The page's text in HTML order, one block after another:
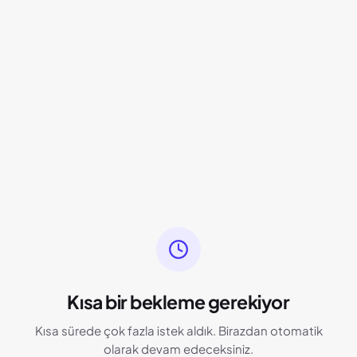
Kısa bir bekleme gerekiyor
Kısa sürede çok fazla istek aldık. Birazdan otomatik
olarak devam edeceksiniz.